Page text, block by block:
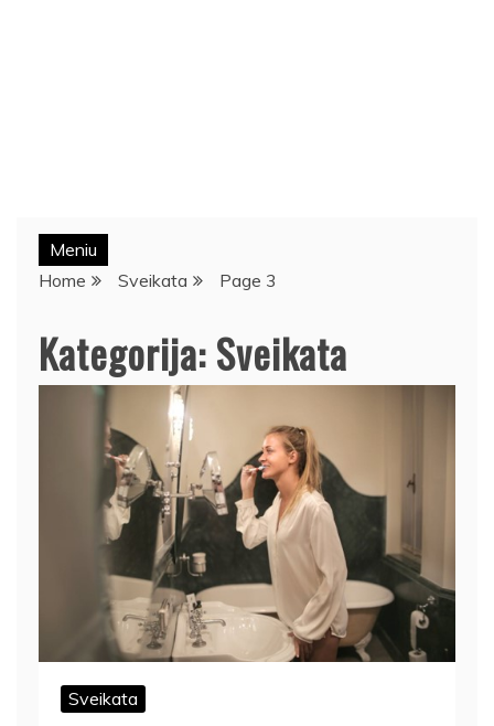
Meniu
Home
Sveikata Page 3
Kategorija:Sveikata
Sveikata